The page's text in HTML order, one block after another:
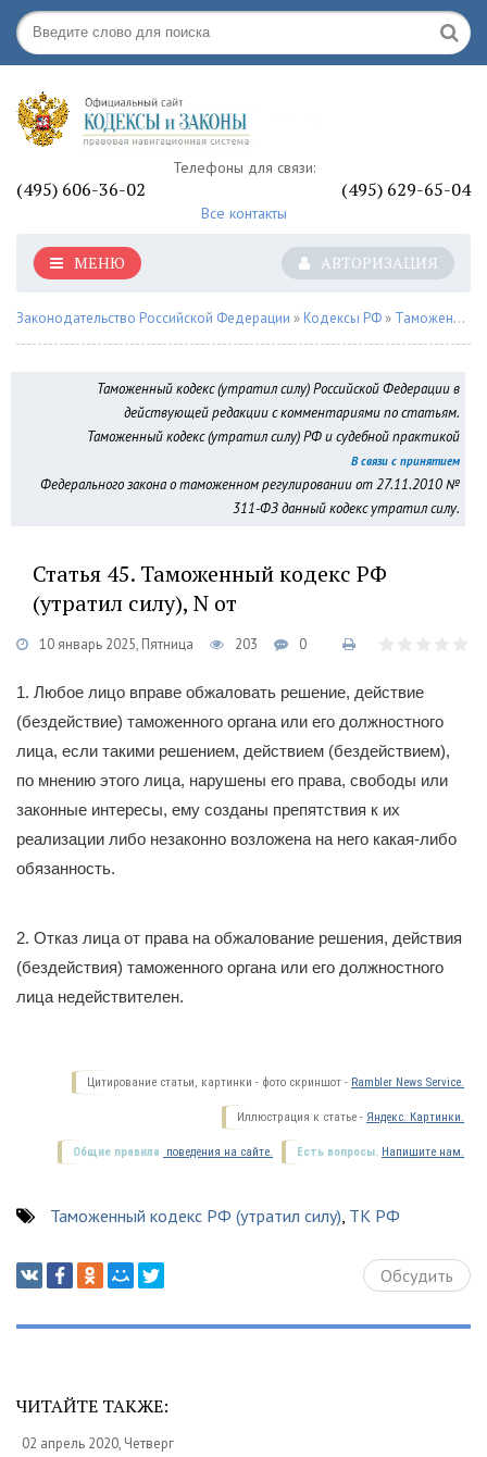
Телефоны для связи:
(495) 606-36-02 (495) 629-65-04
Все контакты
АВТОРИЗАЦИЯ
МЕНЮ
Законодательство Российской Федерации » Кодексы РФ » Таможенный кодекс РФ
Таможенный кодекс (утратил силу) Российской Федерации в
действующей редакции с комментариями по статьям.
Таможенный кодекс (утратил силу) РФ и судебной практикой
В связи с принятием
Федерального закона о таможенном регулировании от 27.11.2010 №
311-ФЗ данный кодекс утратил силу.
Статья 45. Таможенный кодекс РФ
(утратил силу), N от
10 январь 2025, Пятница 203 0
1. Любое лицо вправе обжаловать решение, действие
(бездействие) таможенного органа или его должностного
лица, если такими решением, действием (бездействием),
по мнению этого лица, нарушены его права, свободы или
законные интересы, ему созданы препятствия к их
реализации либо незаконно возложена на него какая-либо
обязанность.
2. Отказ лица от права на обжалование решения, действия
(бездействия) таможенного органа или его должностного
лица недействителен.
Цитирование статьи, картинки - фото скриншот - Rambler News Service.
Иллюстрация к статье - Яндекс. Картинки.
Есть вопросы. Напишите нам.
Общие правила поведения на сайте.
Таможенный кодекс РФ (утратил силу), ТК РФ
Обсудить
ЧИТАЙТЕ ТАКЖЕ:
02 апрель 2020, Четверг